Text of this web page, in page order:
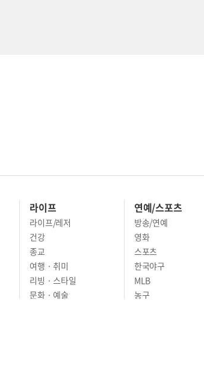
라이프
라이프/레저
건강
종교
여행 · 취미
연예/스포츠
방송/연예
영화
스포츠
한국야구